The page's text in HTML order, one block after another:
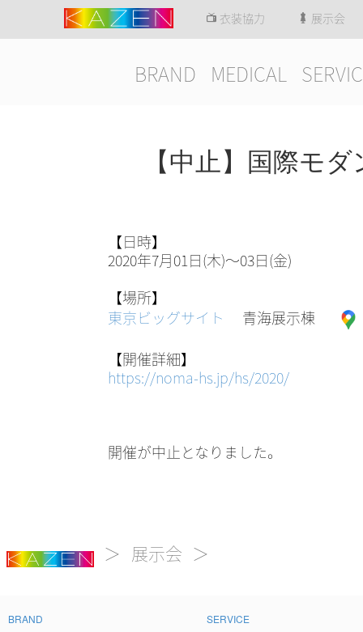
衣装協力 展示会
BRAND MEDICAL
【中止】国際モ
【日時】
2020年7月01日(木)～03日(金)
【場所】
東京ビッグサイト
青海展示棟
【開催詳細】
https://noma-hs.jp/hs/2020/
開催が中止となりました。
展示会
BRAND SERVICE